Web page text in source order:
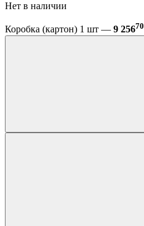
Нет в наличии
Коробка (картон) 1 шт — 9 25670